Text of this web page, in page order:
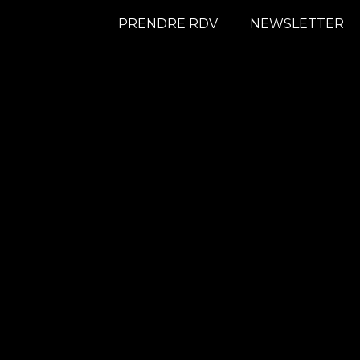
PRENDRE RDV NEWSLETTER